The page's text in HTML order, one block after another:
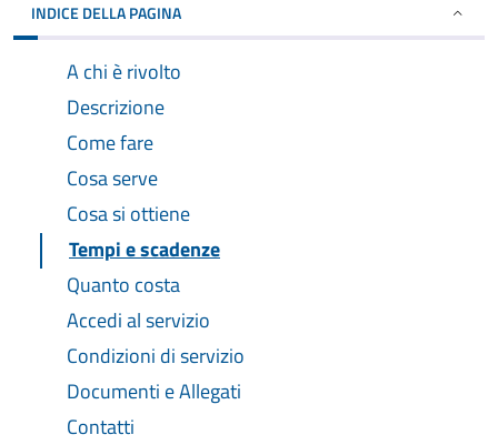
INDICE DELLA PAGINA
A chi è rivolto
Descrizione
Come fare
Cosa serve
Cosa si ottiene
Tempi e scadenze
Quanto costa
Accedi al servizio
Condizioni di servizio
Documenti e Allegati
Contatti